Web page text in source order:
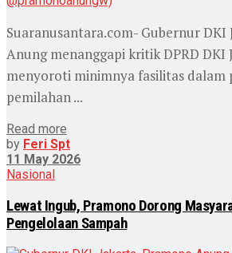
Suaranusantara.com- Gubernur DKI
Anung menanggapi kritik DPRD DKI
menyoroti minimnya fasilitas dalam
pemilahan ...
Read more
by Feri Spt
11 May 2026
Nasional
Lewat Ingub, Pramono Dorong
Pengelolaan Sampah